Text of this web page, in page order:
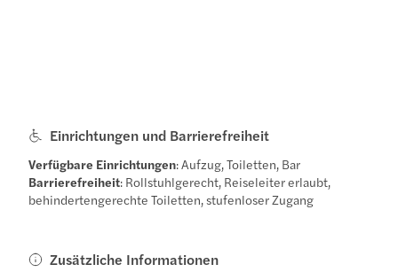
Einrichtungen und Barrierefreiheit
Verfügbare Einrichtungen: Aufzug, Toiletten, Bar
Barrierefreiheit: Rollstuhlgerecht, Reiseleiter erlaubt,
behindertengerechte Toiletten, stufenloser Zugang
Zusätzliche Informationen